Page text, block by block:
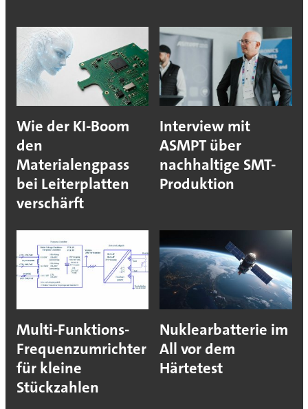
Wie der KI-Boom
den
Materialengpass
bei Leiterplatten
verschärft
Interview mit
ASMPT über
nachhaltige SMT-
Produktion
Multi-Funktions-
Frequenzumrichter
für kleine
Stückzahlen
Nuklearbatterie im
All vor dem
Härtetest